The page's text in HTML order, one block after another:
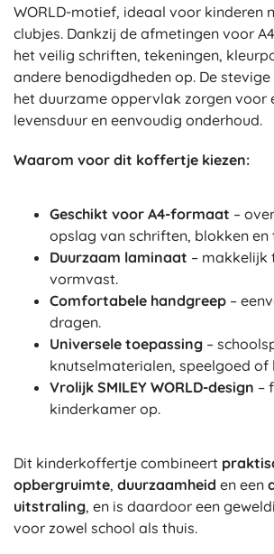
WORLD-motief, ideaal voor kinderen
clubjes. Dankzij de afmetingen voor
het veilig schriften, tekeningen,
andere benodigdheden op. De
het duurzame oppervlak zorgen voor
levensduur en eenvoudig onderhoud.
Waarom voor dit koffertje kiezen:
Geschikt voor A4-formaat –
opslag van schriften, blokken en
Duurzaam laminaat – makkelijk
vormvast.
Comfortabele handgreep –
dragen.
Universele toepassing –
knutselmaterialen, speelgoed of
Vrolijk SMILEY WORLD-design –
kinderkamer op.
Dit kinderkoffertje combineert
opbergruimte, duurzaamheid en een
uitstraling, en is daardoor een
voor zowel school als thuis.